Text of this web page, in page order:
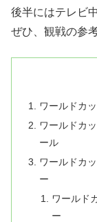
後半にはテレビ
ぜひ、観戦の参
ワールドカ
ワールドカ
ール
ワールドカ
ー
ワールド
ー